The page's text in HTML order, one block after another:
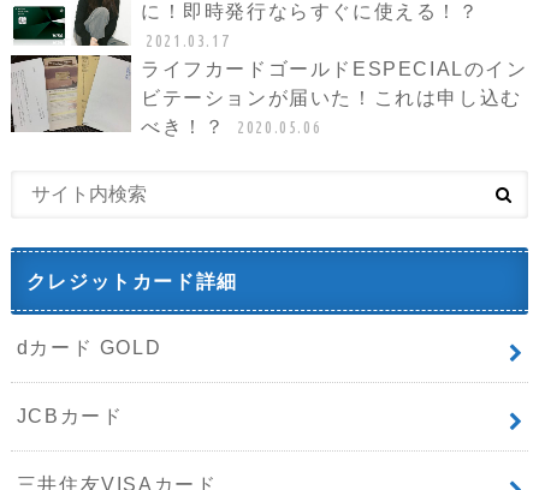
に！即時発行ならすぐに使える！？
2021.03.17
ライフカードゴールドESPECIALのイン
ビテーションが届いた！これは申し込む
べき！？
2020.05.06
クレジットカード詳細
dカード GOLD
JCBカード
三井住友VISAカード